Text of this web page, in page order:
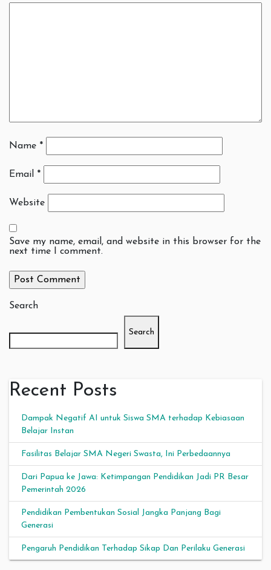
Name *
Email *
Website
Save my name, email, and website in this browser for the
next time I comment.
Search
Search
Recent Posts
Dampak Negatif AI untuk Siswa SMA terhadap Kebiasaan
Belajar Instan
Fasilitas Belajar SMA Negeri Swasta, Ini Perbedaannya
Dari Papua ke Jawa: Ketimpangan Pendidikan Jadi PR Besar
Pemerintah 2026
Pendidikan Pembentukan Sosial Jangka Panjang Bagi
Generasi
Pengaruh Pendidikan Terhadap Sikap Dan Perilaku Generasi